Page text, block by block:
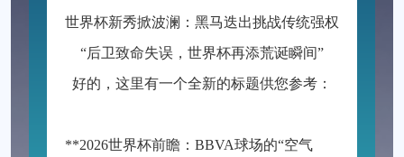
世界杯新秀掀波澜：黑马迭出挑战传统强权
“后卫致命失误，世界杯再添荒诞瞬间”
好的，这里有一个全新的标题供您参考：
**2026世界杯前瞻：BBVA球场的“空气动力学”——538米海拔如何改写足球的抛物线**